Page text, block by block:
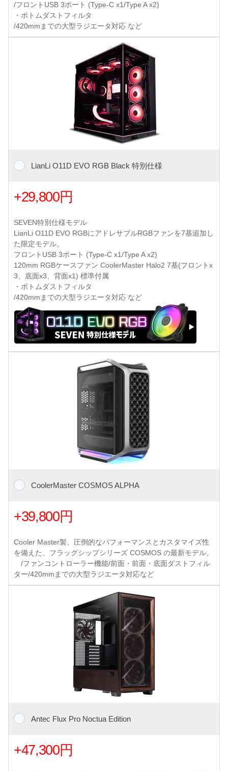
/フロントUSB 3ポート (Type-C x1/Type A x2)
・ボトムダストフィルタ
/420mmまでの大型ラジエータ対応 など
LianLi O11D EVO RGB Black 特別仕様
+29,800円
SEVEN特別仕様モデル
LianLi O11D EVO RGBにアドレサブルRGBファンを7基追加し
た限定モデル。
フロントUSB 3ポート (Type-C x1/Type A x2)
120mm RGBケースファン CoolerMaster Halo2 7基(フロントx
3、底面x3、背面x1) 標準付属
・ボトムダストフィルタ
/420mmまでの大型ラジエータ対応 など
CoolerMaster COSMOS ALPHA
+39,800円
Cooler Master製、圧倒的なパフォーマンスとカスタマイズ性
を備えた、フラッグシップシリーズ COSMOS の最新モデル。
/ファンコントローラー機能/前面・前面・底面ダストフィル
ター/420mmまでの大型ラジエータ対応など
Antec Flux Pro Noctua Edition
+47,300円